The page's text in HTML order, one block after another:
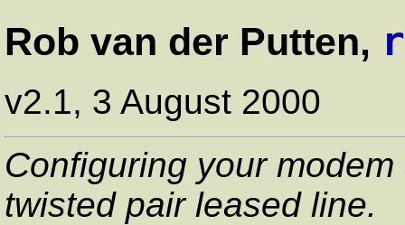
Rob van der Putten,
v2.1, 3 August 2000
Configuring your
twisted pair leased line.